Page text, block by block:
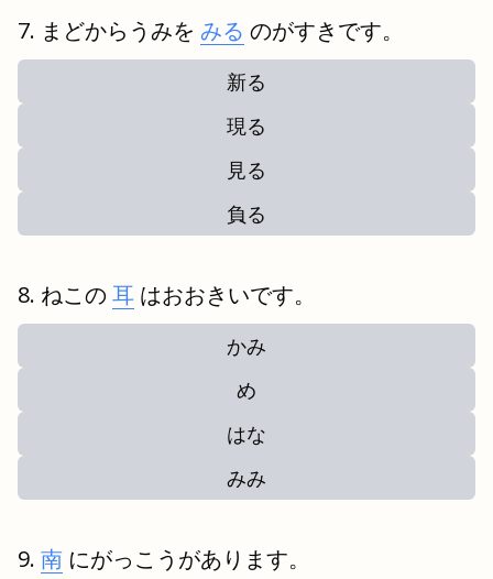
まどからうみを みる のがすきです。
新る
現る
見る
負る
ねこの 耳 はおおきいです。
かみ
め
はな
みみ
南 にがっこうがあります。